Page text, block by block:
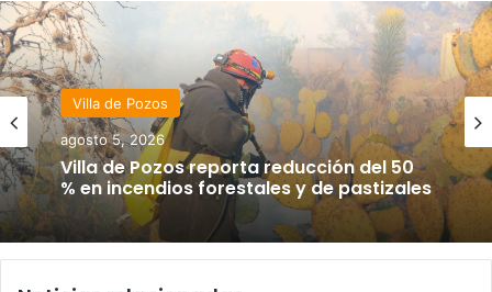
Villa de Pozos
agosto 5, 2026
Villa de Pozos reporta reducción del 50
% en incendios forestales y de pastizales